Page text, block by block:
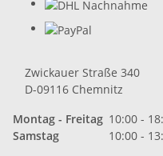
Zwickauer Straße 340
D-09116 Chemnitz
Montag - Freitag 10:00 -
Samstag
10:00 -